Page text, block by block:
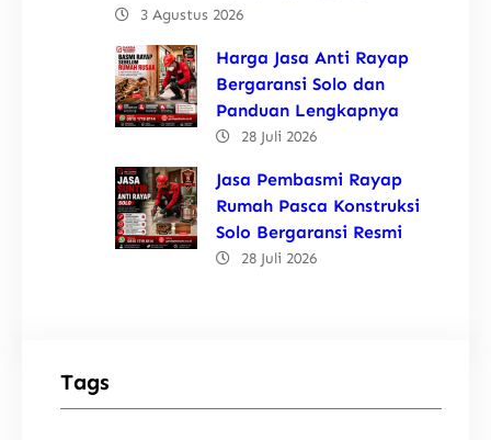
3 Agustus 2026
Harga Jasa Anti Rayap
Bergaransi Solo dan
Panduan Lengkapnya
28 Juli 2026
Jasa Pembasmi Rayap
Rumah Pasca Konstruksi
Solo Bergaransi Resmi
28 Juli 2026
Tags